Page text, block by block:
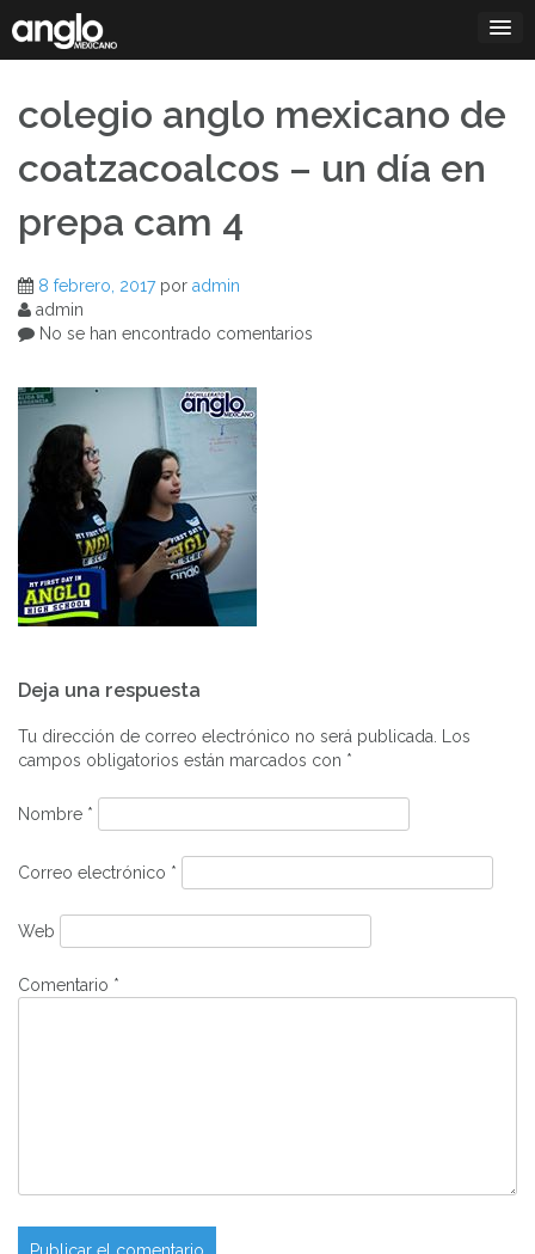
contenido
colegio anglo mexicano de
coatzacoalcos – un día en
prepa cam 4
8 febrero, 2017por admin
admin
No se han encontrado comentarios
de
entradas
Deja una respuesta
Tu dirección de correo electrónico no será publicada. Los
campos obligatorios están marcados con *
Nombre *
Correo electrónico *
Web
Comentario *